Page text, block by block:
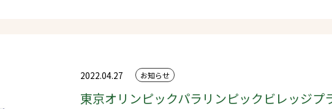
2022.04.27 お知らせ
東京オリンピックパラリンピックビレッジプ